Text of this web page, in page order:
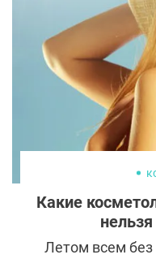
–
два
Какие
Летом всем